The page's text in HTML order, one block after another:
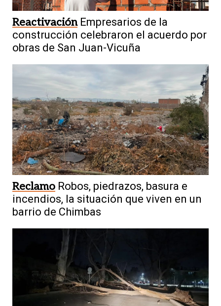
Reactivación Empresarios de la
construcción celebraron el acuerdo por
obras de San Juan-Vicuña
Reclamo Robos, piedrazos, basura e
incendios, la situación que viven en un
barrio de Chimbas